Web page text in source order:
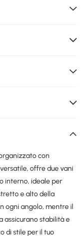
con
offre due vani
interno, ideale per
e alto della
ogni angolo, mentre il
assicurano stabilità e
di stile per il tuo